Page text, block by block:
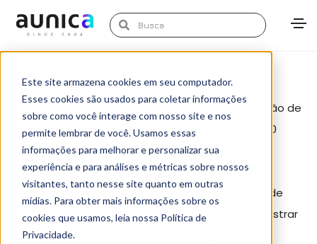
Este site armazena cookies em seu computador.
Esses cookies são usados para coletar informações
sobre como você interage com nosso site e nos
permite lembrar de você. Usamos essas
informações para melhorar e personalizar sua
experiência e para análises e métricas sobre nossos
visitantes, tanto nesse site quanto em outras
mídias. Para obter mais informações sobre os
cookies que usamos, leia nossa Política de
Privacidade.
P A R C E I R O OFICIAL DO G O O G L E
aunicaé parceira oficial do Google na prestação de
serviços nas ferramentas do Google Analytics 360
Suite, a nova plataforma analítica que combina
poderosas ferramentas de marketing e integra
completamente com a DoubleClick, ferramenta de
marketing digital robusta e escalável para administrar
e otimizar as campanhas de marketing online.